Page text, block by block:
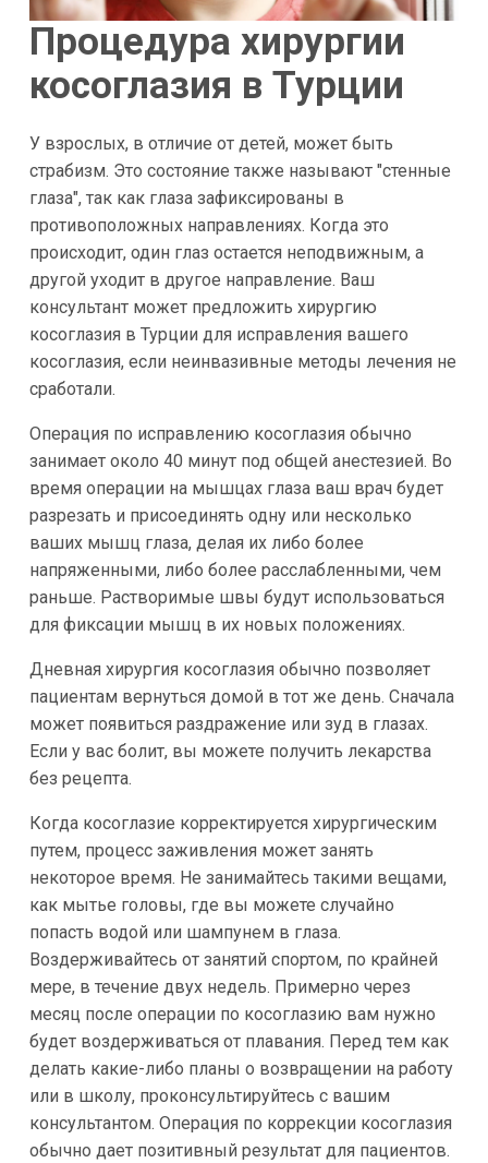
Процедура хирургии
косоглазия в Турции
У взрослых, в отличие от детей, может быть
страбизм. Это состояние также называют "стенные
глаза", так как глаза зафиксированы в
противоположных направлениях. Когда это
происходит, один глаз остается неподвижным, а
другой уходит в другое направление. Ваш
консультант может предложить хирургию
косоглазия в Турции для исправления вашего
косоглазия, если неинвазивные методы лечения не
сработали.
Операция по исправлению косоглазия обычно
занимает около 40 минут под общей анестезией. Во
время операции на мышцах глаза ваш врач будет
разрезать и присоединять одну или несколько
ваших мышц глаза, делая их либо более
напряженными, либо более расслабленными, чем
раньше. Растворимые швы будут использоваться
для фиксации мышц в их новых положениях.
Дневная хирургия косоглазия обычно позволяет
пациентам вернуться домой в тот же день. Сначала
может появиться раздражение или зуд в глазах.
Если у вас болит, вы можете получить лекарства
без рецепта.
Когда косоглазие корректируется хирургическим
путем, процесс заживления может занять
некоторое время. Не занимайтесь такими вещами,
как мытье головы, где вы можете случайно
попасть водой или шампунем в глаза.
Воздерживайтесь от занятий спортом, по крайней
мере, в течение двух недель. Примерно через
месяц после операции по косоглазию вам нужно
будет воздерживаться от плавания. Перед тем как
делать какие-либо планы о возвращении на работу
или в школу, проконсультируйтесь с вашим
консультантом. Операция по коррекции косоглазия
обычно дает позитивный результат для пациентов.